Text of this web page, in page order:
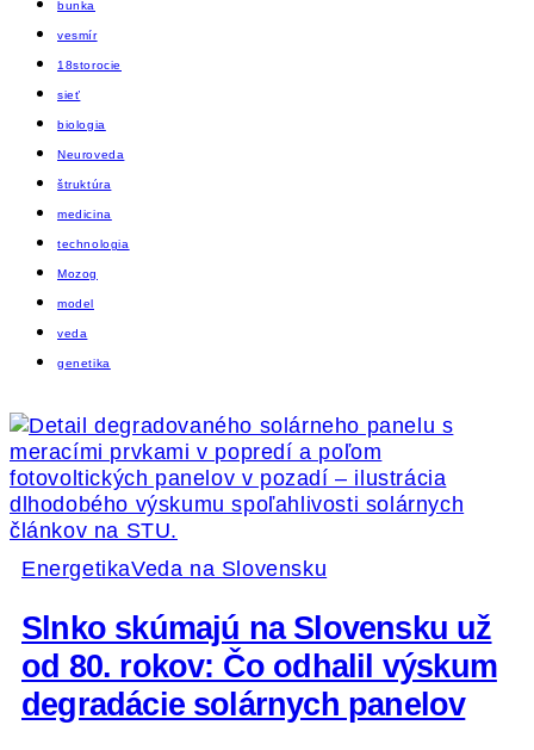
bunka
vesmír
18storocie
sieť
biologia
Neuroveda
štruktúra
medicina
technologia
Mozog
model
veda
genetika
EnergetikaVeda na Slovensku
Slnko skúmajú na Slovensku už
od 80. rokov: Čo odhalil výskum
degradácie solárnych panelov